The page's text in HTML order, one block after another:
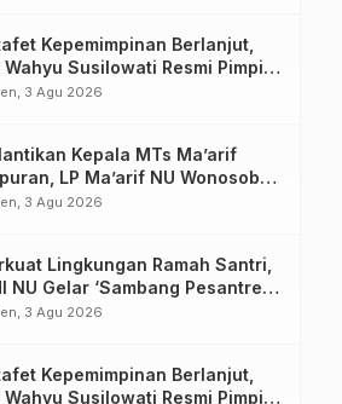
Kepemimpinan Berlanjut,
Wahyu Susilowati Resmi Pimpin
Ma’arif Sapuran
3 Agu 2026
Kepala MTs Ma’arif
LP Ma’arif NU Wonosobo
Lima Amanah
3 Agu 2026
Lingkungan Ramah Santri,
NU Gelar ‘Sambang Pesantren’
3 Agu 2026
Kepemimpinan Berlanjut,
Wahyu Susilowati Resmi Pimpin